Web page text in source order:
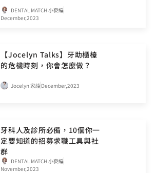
DENTAL MATCH 小麥編
December,2023
【Jocelyn Talks】牙助櫃檯
的危機時刻，你會怎麼做？
Jocelyn 家綾December,2023
牙科人及診所必備，10個你一
定要知道的招募求職工具與社
群
DENTAL MATCH 小麥編
November,2023